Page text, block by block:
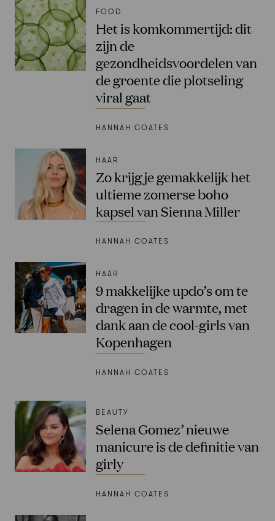
FOOD
Het is komkommertijd: dit
zijn de
gezondheidsvoordelen van
de groente die plotseling
viral gaat
HANNAH COATES
HAAR
Zo krijg je gemakkelijk het
ultieme zomerse boho
kapsel van Sienna Miller
HANNAH COATES
HAAR
9 makkelijke updo’s om te
dragen in de warmte, met
dank aan de cool-girls van
Kopenhagen
HANNAH COATES
BEAUTY
Selena Gomez’ nieuwe
manicure is de definitie van
girly
HANNAH COATES